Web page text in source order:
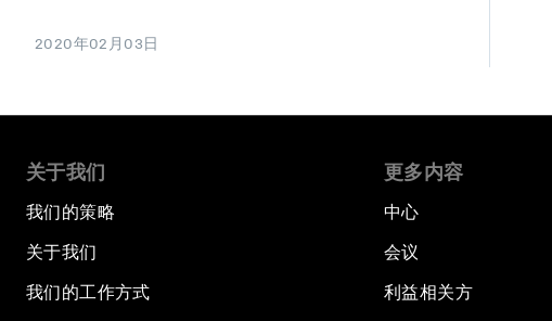
2020年02月03日
关于我们
我们的策略
关于我们
我们的工作方式
更多内容
中心
会议
利益相关方